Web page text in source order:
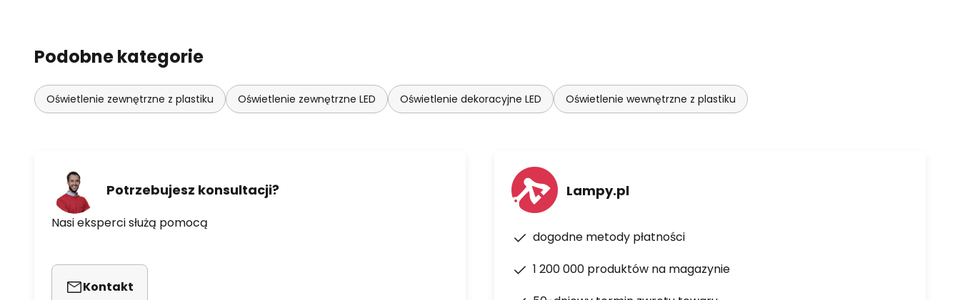
Podobne kategorie
Oświetlenie zewnętrzne z plastiku Oświetlenie zewnętrzne LED Oświetlenie dekoracyjne LED Oświetlenie wewnętrzne z plastiku
Potrzebujesz konsultacji?
Nasi eksperci służą pomocą
Kontakt
Lampy.pl
dogodne metody płatności
1 200 000 produktów na magazynie